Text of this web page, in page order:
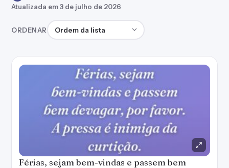
Atualizada em 3 de julho de 2026
ORDENAR Ordenar frases
Férias, sejam bem-vindas e passem bem